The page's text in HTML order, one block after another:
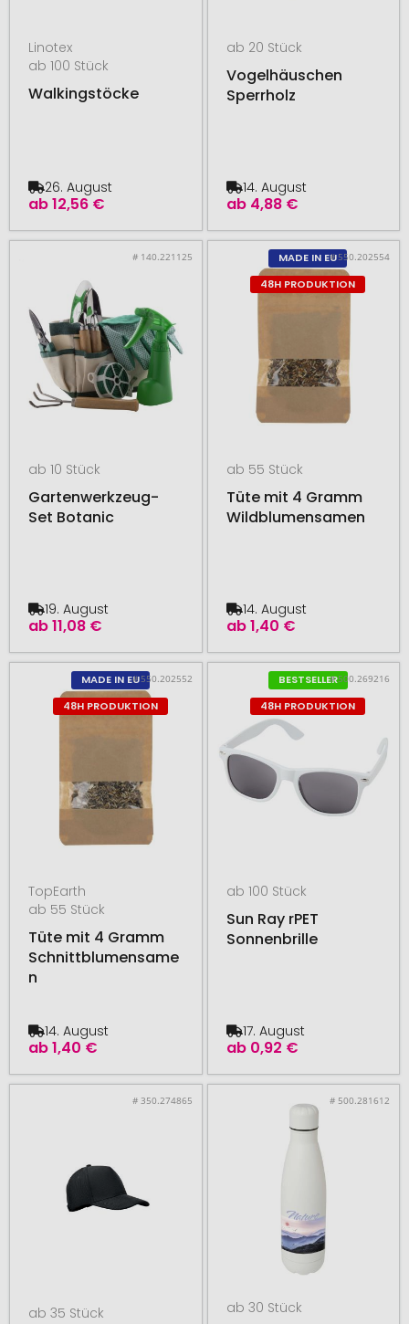
Linotex
ab 100 Stück
Walkingstöcke
ab12,56 €
26. August
ab 20 Stück
Vogelhäuschen
Sperrholz
ab 4,88 €
14. August
# 140.221125
ab 10 Stück
Gartenwerkzeug-
Set Botanic
ab11,08 €
19. August
MADE IN EU
48H PRODUKTION
# 550.202554
ab 55 Stück
Tüte mit 4 Gramm
Wildblumensamen
ab1,40 €
14. August
MADE IN EU
48H PRODUKTION
# 550.202552
TopEarth
ab 55 Stück
Tüte mit 4 Gramm
Schnittblumensame
n
ab1,40 €
14. August
BESTSELLER
48H PRODUKTION
# 500.269216
ab 100 Stück
Sun Ray rPET
Sonnenbrille
ab 0,92 €
17. August
# 350.274865
ab 35 Stück
# 500.281612
ab 30 Stück